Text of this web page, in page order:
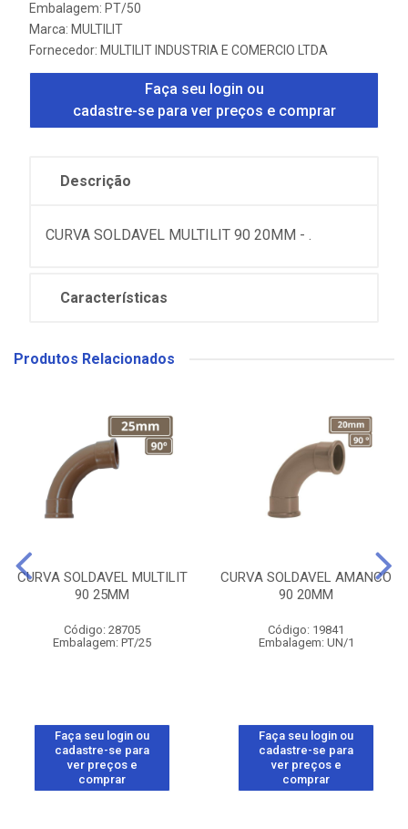
Embalagem: PT/50
Marca: MULTILIT
Fornecedor: MULTILIT INDUSTRIA E COMERCIO LTDA
Faça seu login ou
cadastre-se para ver preços e comprar
Descrição
CURVA SOLDAVEL MULTILIT 90 20MM - .
Características
Produtos Relacionados
CURVA SOLDAVEL MULTILIT
90 25MM
Código: 28705
Embalagem: PT/25
Faça seu login ou
cadastre-se para
ver preços e
comprar
CURVA SOLDAVEL AMANCO
90 20MM
Código: 19841
Embalagem: UN/1
Faça seu login ou
cadastre-se para
ver preços e
comprar